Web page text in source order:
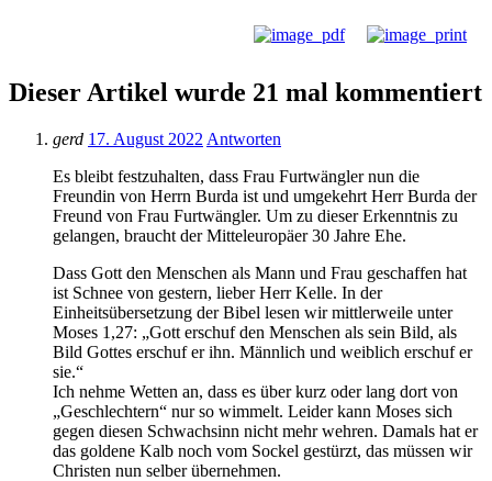
Dieser Artikel wurde 21 mal kommentiert
gerd 17. August 2022 Antworten
Es bleibt festzuhalten, dass Frau Furtwängler nun die
Freundin von Herrn Burda ist und umgekehrt Herr Burda der
Freund von Frau Furtwängler. Um zu dieser Erkenntnis zu
gelangen, braucht der Mitteleuropäer 30 Jahre Ehe.
Dass Gott den Menschen als Mann und Frau geschaffen hat
ist Schnee von gestern, lieber Herr Kelle. In der
Einheitsübersetzung der Bibel lesen wir mittlerweile unter
Moses 1,27: „Gott erschuf den Menschen als sein Bild, als
Bild Gottes erschuf er ihn. Männlich und weiblich erschuf er
sie.“
Ich nehme Wetten an, dass es über kurz oder lang dort von
„Geschlechtern“ nur so wimmelt. Leider kann Moses sich
gegen diesen Schwachsinn nicht mehr wehren. Damals hat er
das goldene Kalb noch vom Sockel gestürzt, das müssen wir
Christen nun selber übernehmen.